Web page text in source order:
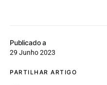
Publicado a
29 Junho 2023
PARTILHAR ARTIGO